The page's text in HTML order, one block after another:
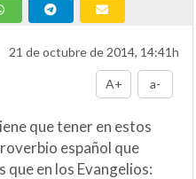
21 de octubre de 2014, 14:41h
A+ a-
que tener en estos
español que
que en los Evangelios: